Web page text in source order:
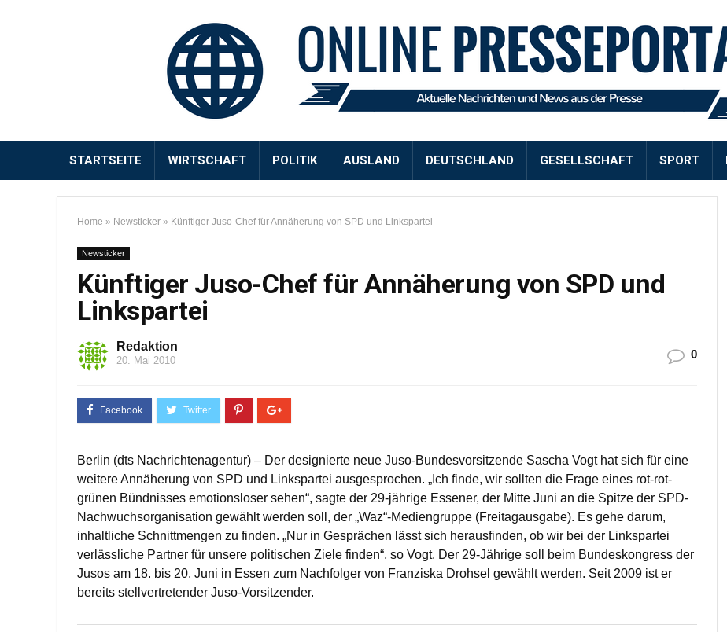
STARTSEITE WIRTSCHAFT POLITIK AUSLAND DEUTSCHLAND GESELLSCHAFT SPORT
Home » Newsticker » Künftiger Juso-Chef für Annäherung von SPD und Linkspartei
Newsticker
Künftiger Juso-Chef für Annäherung von SPD und
Linkspartei
Redaktion
20. Mai 2010 0
Berlin (dts Nachrichtenagentur) – Der designierte neue Juso-Bundesvorsitzende Sascha Vogt hat sich für eine
weitere Annäherung von SPD und Linkspartei ausgesprochen. „Ich finde, wir sollten die Frage eines rot-rot-
grünen Bündnisses emotionsloser sehen“, sagte der 29-jährige Essener, der Mitte Juni an die Spitze der SPD-
Nachwuchsorganisation gewählt werden soll, der „Waz“-Mediengruppe (Freitagausgabe). Es gehe darum,
inhaltliche Schnittmengen zu finden. „Nur in Gesprächen lässt sich herausfinden, ob wir bei der Linkspartei
verlässliche Partner für unsere politischen Ziele finden“, so Vogt. Der 29-Jährige soll beim Bundeskongress der
Jusos am 18. bis 20. Juni in Essen zum Nachfolger von Franziska Drohsel gewählt werden. Seit 2009 ist er
bereits stellvertretender Juso-Vorsitzender.